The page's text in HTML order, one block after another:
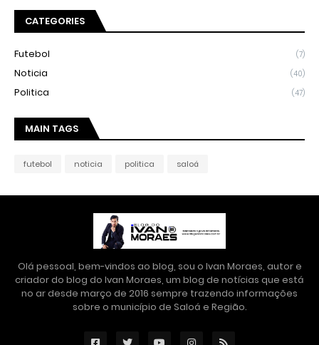
CATEGORIES
Futebol (7)
Noticia (40)
Politica (47)
MAIN TAGS
futebol noticia politica saloá
Olá pessoal, bem-vindos ao blog, sou o Ivan Moraes, autor e
criador do blog do Ivan Moraes, um blog de notícias que está
no ar desde março de 2016 sempre trazendo informações
sobre o município de Saloá e Região.